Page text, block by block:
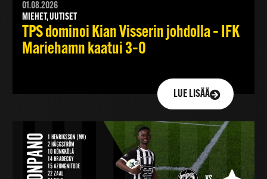
01.08.2026
MIEHET, UUTISET
TPS dominoi Kian Visserin johdolla – IFK
Mariehamn kaatui 3–0
LUE LISÄÄ